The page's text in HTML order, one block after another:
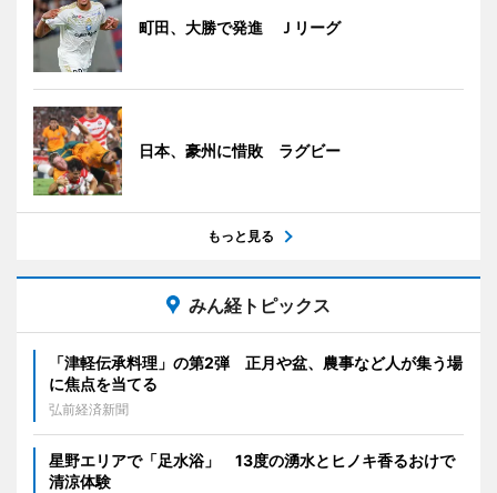
町田、大勝で発進 Ｊリーグ
日本、豪州に惜敗 ラグビー
もっと見る
みん経トピックス
「津軽伝承料理」の第2弾 正月や盆、農事など人が集う場
に焦点を当てる
弘前経済新聞
星野エリアで「足水浴」 13度の湧水とヒノキ香るおけで
清涼体験